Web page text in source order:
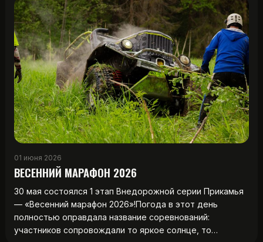
01 июня 2026
ВЕСЕННИЙ МАРАФОН 2026
30 мая состоялся 1 этап Внедорожной серии Прикамья
— «Весенний марафон 2026»!Погода в этот день
полностью оправдала название соревнований:
участников сопровождали то яркое солнце, то…